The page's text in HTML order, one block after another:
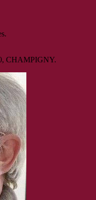
CHAMPIGNY.